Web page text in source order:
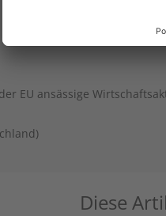
EU ansässige
Diese